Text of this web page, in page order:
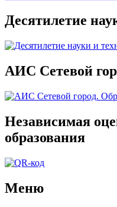
Десятилетие
АИС Сетевой
Независимая
образования
Меню